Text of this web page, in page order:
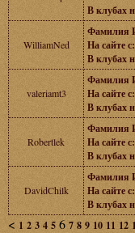
В клубах
WilliamNed
Фамилия
На сайте с:
В клубах
valeriamt3
Фамилия
На сайте с:
В клубах
Robertlek
Фамилия
На сайте с:
В клубах
DavidChilk
Фамилия
На сайте с:
В клубах
< 1 2 3 4 5 6 7 8 9 10 11 12